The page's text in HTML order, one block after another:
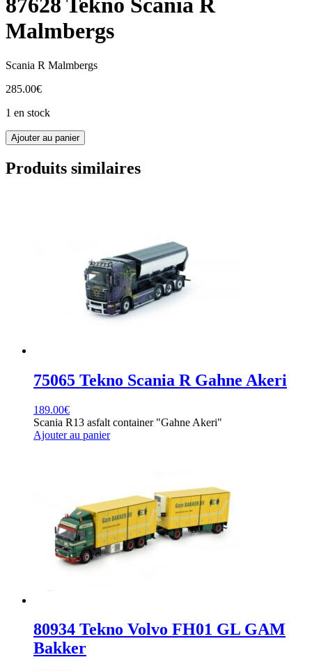
87628 Tekno Scania R
Malmbergs
Scania R Malmbergs
285.00€
1 en stock
quantité
de
87628
Tekno
Ajouter au panier
Produits similaires
75065 Tekno Scania R Gahne Akeri
189.00€
Scania R13 asfalt container "Gahne Akeri"
Ajouter au panier
80934 Tekno Volvo FH01 GL GAM
Bakker